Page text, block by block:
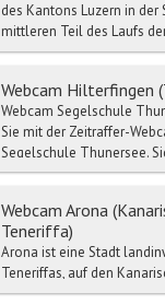
des Kantons Luzern in
mittleren Teil des Laufs
Webcam Hilterfingen
Webcam Segelschule
Sie mit der Zeitraffer-
Segelschule Thunersee.
Webcam Arona
Teneriffa)
Arona ist eine Stadt
Teneriffas, auf den
Einwohnern. Zusammen